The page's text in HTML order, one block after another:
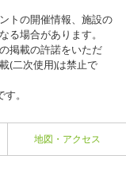
トの開催情報、施設の
る場合があります。
掲載の許諾をいただ
(二次使用)は禁止で
。
地図・アクセス